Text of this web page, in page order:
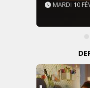
MARDI 10